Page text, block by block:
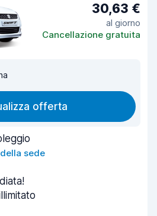
30,63 €
al giorno
Cancellazione gratuita
offerta
sede